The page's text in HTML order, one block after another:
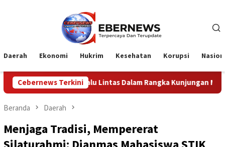
Daerah Ekonomi Hukrim Kesehatan Korupsi
Cebernews Terkini
Lintas Dalam Rangka Kunjungan Menteri Pertahanan RI
Beranda Daerah
Menjaga Tradisi, Mempererat